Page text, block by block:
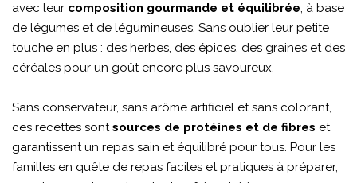
avec leur composition gourmande et équilibrée, à base
de légumes et de légumineuses. Sans oublier leur petite
touche en plus : des herbes, des épices, des graines et des
céréales pour un goût encore plus savoureux.
Sans conservateur, sans arôme artificiel et sans colorant,
ces recettes sontsources de protéines et de fibres et
garantissent un repas sain et équilibré pour tous. Pour les
familles en quête de repas faciles et pratiques à préparer,